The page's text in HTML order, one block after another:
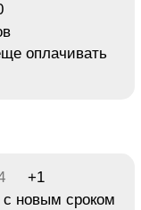
оплачивать
+1
новым сроком